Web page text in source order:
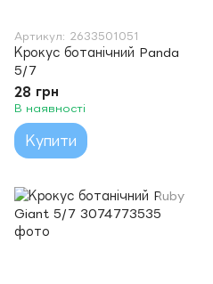
Артикул: 2633501051
Крокус ботанічний Panda
5/7
28 грн
В наявності
Купити